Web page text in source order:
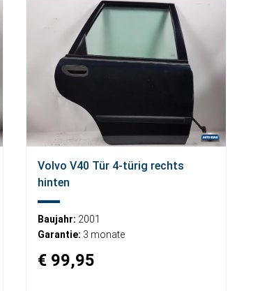
Volvo V40 Tür 4-türig rechts
hinten
Baujahr: 2001
Garantie: 3 monate
€ 99,95